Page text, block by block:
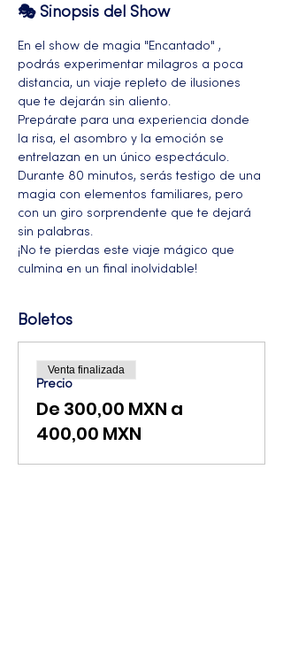
🎭 Sinopsis del Show
En el show de magia "Encantado" ,
podrás experimentar milagros a poca
distancia, un viaje repleto de ilusiones
que te dejarán sin aliento.
Prepárate para una experiencia donde
la risa, el asombro y la emoción se
entrelazan en un único espectáculo.
Durante 80 minutos, serás testigo de una
magia con elementos familiares, pero
con un giro sorprendente que te dejará
sin palabras.
¡No te pierdas este viaje mágico que
culmina en un final inolvidable!
Boletos
Precio
De 300,00 MXN a
400,00 MXN
Venta finalizada